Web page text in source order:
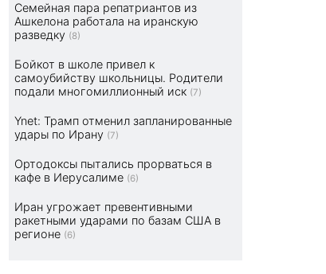
Семейная пара репатриантов из
Ашкелона работала на иранскую
разведку (8)
Бойкот в школе привел к
самоубийству школьницы. Родители
подали многомиллионный иск (7)
Ynet: Трамп отменил запланированные
удары по Ирану (7)
Ортодоксы пытались прорваться в
кафе в Иерусалиме (6)
Иран угрожает превентивными
ракетными ударами по базам США в
регионе (6)